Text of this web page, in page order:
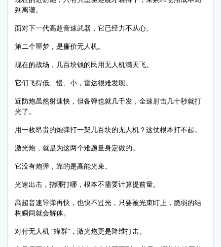
到离谱。
面对下一代高超音速武器，它已经力不从心。
第二个噩梦，是廉价无人机。
现在的战场，几百块钱的民用无人机满天飞。
它们飞得低、慢、小，雷达很难发现。
近防炮虽然射速快，但备弹也就几千发，全速射击几十秒就打
光了。
用一枚昂贵的炮弹打一架几百块的无人机？这仗根本打不起。
激光炮，就是为这两个难题量身定做的。
它没有炮弹，靠的是高能光束。
光速出击，指哪打哪，根本不需要计算提前量。
高超音速导弹再快，也快不过光，只要被光束盯上，脆弱的结
构瞬间就会解体。
对付无人机 “蜂群”，激光炮更是降维打击。